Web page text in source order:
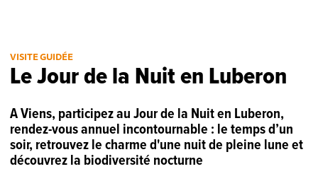
VISITE GUIDÉE
Le Jour de la Nuit en Luberon
A Viens, participez au Jour de la Nuit en Luberon,
rendez-vous annuel incontournable : le temps d’un
soir, retrouvez le charme d'une nuit de pleine lune et
découvrez la biodiversité nocturne